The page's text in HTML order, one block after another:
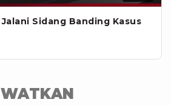
Sidang Banding Kasus